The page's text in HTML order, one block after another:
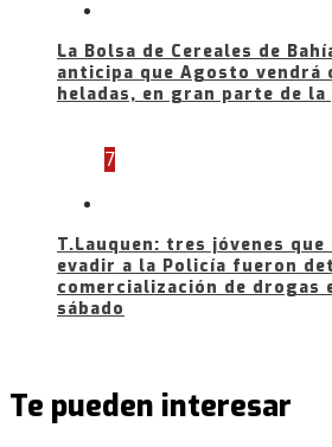
La Bolsa de Cereales de
anticipa que Agosto vendrá
heladas, en gran parte de
7
T.Lauquen: tres jóvenes
evadir a la Policía fueron
comercialización de drogas
sábado
Te pueden interesar